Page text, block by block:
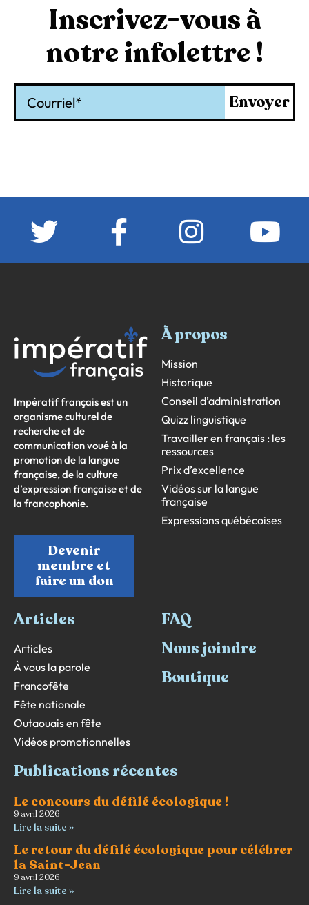
Inscrivez-vous à
notre infolettre !
Envoyer
Impératif français est un
organisme culturel de
recherche et de
communication voué à la
promotion de la langue
française, de la culture
d’expression française et de
la francophonie.
Devenir
membre et
faire un don
À propos
Mission
Historique
Conseil d’administration
Quizz linguistique
Travailler en français : les
ressources
Prix d’excellence
Vidéos sur la langue
française
Expressions québécoises
Articles
Articles
À vous la parole
Francofête
Fête nationale
Outaouais en fête
Vidéos promotionnelles
FAQ
Nous joindre
Boutique
Publications récentes
Le concours du défilé écologique !
9 avril 2026
Lire la suite »
Le retour du défilé écologique pour célébrer
la Saint-Jean
9 avril 2026
Lire la suite »